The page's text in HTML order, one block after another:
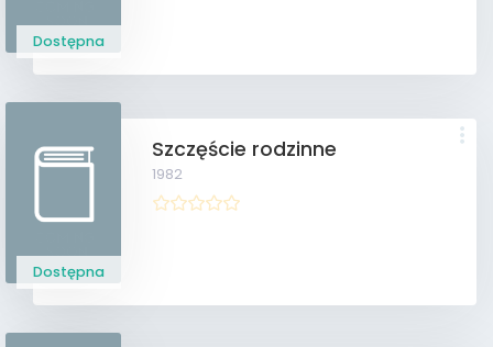
Dostępna
Dostępna
Szczęście rodzinne
1982